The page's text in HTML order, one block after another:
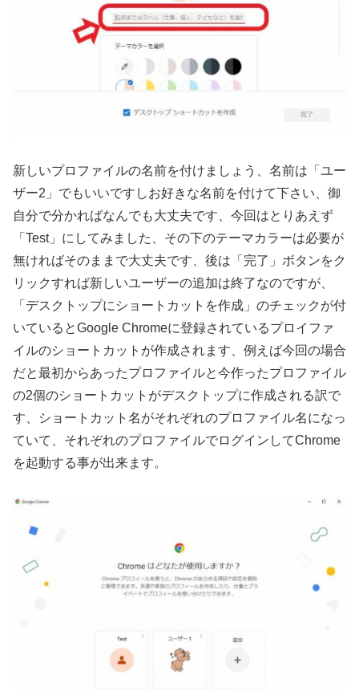
新しいプロファイルの名前を付けましょう、名前は「ユー
ザー2」でもいいですしお好きな名前を付けて下さい、御
自分で分かればなんでも大丈夫です、今回はとりあえず
「Test」にしてみました、その下のテーマカラーは必要が
無ければそのままで大丈夫です、後は「完了」ボタンをク
リックすれば新しいユーザーの追加は終了なのですが、
「デスクトップにショートカットを作成」のチェックが付
いているとGoogle Chromeに登録されているプロイファ
イルのショートカットが作成されます、例えば今回の場合
だと最初からあったプロファイルと今作ったプロファイル
の2個のショートカットがデスクトップに作成される訳で
す、ショートカット名がそれぞれのプロファイル名になっ
ていて、それぞれのプロファイルでログインしてChrome
を起動する事が出来ます。